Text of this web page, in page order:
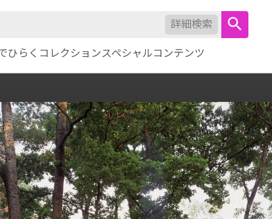
詳細検索
ひらくコレクションスペシャルコンテンツ